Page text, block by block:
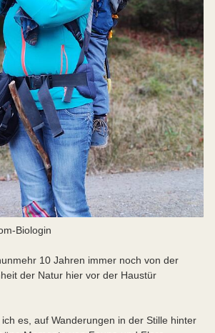
Biologin
10 Jahren immer noch von der
der Natur hier vor der Haustür
es, auf Wanderungen in der Stille hinter